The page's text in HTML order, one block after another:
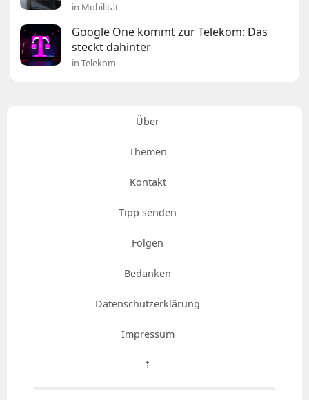
in Mobilität
Google One kommt zur Telekom: Das
steckt dahinter
in Telekom
Über
Themen
Kontakt
Tipp senden
Folgen
Bedanken
Datenschutzerklärung
Impressum
⇡